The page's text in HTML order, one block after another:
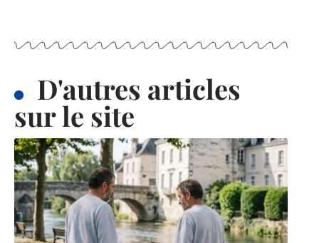
D'autres articles
sur le site